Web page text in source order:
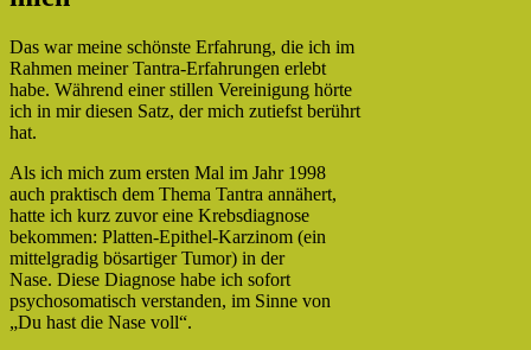
Das war meine schönste Erfahrung, die ich im
Rahmen meiner Tantra-Erfahrungen erlebt
habe. Während einer stillen Vereinigung hörte
ich in mir diesen Satz, der mich zutiefst berührt
hat.
Als ich mich zum ersten Mal im Jahr 1998
auch praktisch dem Thema Tantra annähert,
hatte ich kurz zuvor eine Krebsdiagnose
bekommen: Platten-Epithel-Karzinom (ein
mittelgradig bösartiger Tumor) in der
Nase. Diese Diagnose habe ich sofort
psychosomatisch verstanden, im Sinne von
„Du hast die Nase voll“.